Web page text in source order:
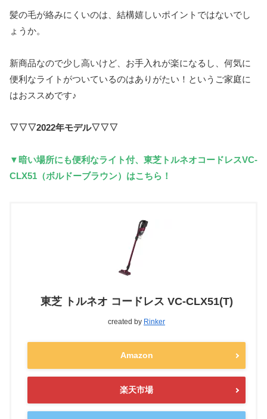
髪の毛が絡みにくいのは、結構嬉しいポイントではないでし
ょうか。
新商品なので少し高いけど、お手入れが楽になるし、何気に
便利なライトがついているのはありがたい！というご家庭に
はおススめです♪
▽▽▽2022年モデル▽▽▽
▼暗い場所にも便利なライト付、東芝トルネオコードレスVC-
CLX51（ボルドーブラウン）はこちら！
東芝 トルネオ コードレス VC-CLX51(T)
created by Rinker
Amazon
楽天市場